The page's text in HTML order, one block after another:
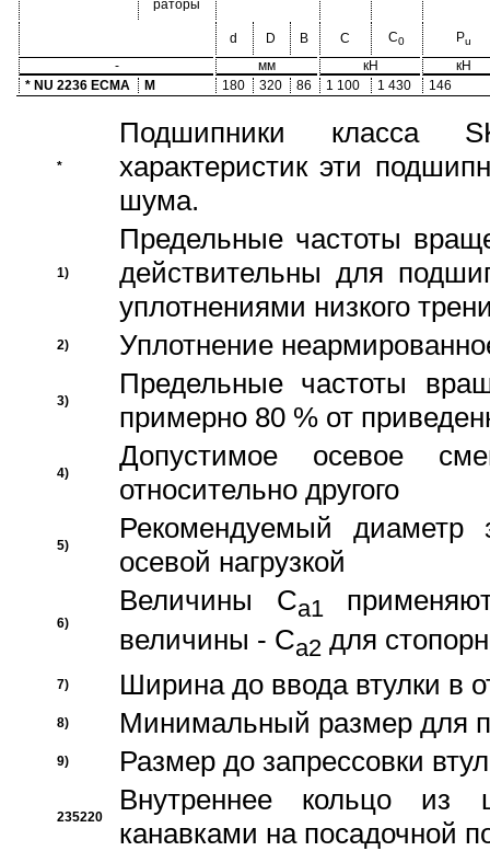
раторы
d D B C C0 Pu
- мм кН
кН
* NU 2236 ECMA
M 180 320 86 1 100 1 430 146
*
Подшипники класса
характеристик эти
шума.
1)
Предельные частоты
действительны для
уплотнениями низкого
2) Уплотнение
3)
Предельные частоты
примерно 80 % от
4)
Допустимое осевое
относительно другого
5)
Рекомендуемый диаметр
осевой нагрузкой
6)
Величины Ca1
величины - Ca2 для
7) Ширина до ввода втулки в
8) Минимальный размер для
9) Размер до запрессовки
235220
Внутреннее кольцо из
канавками на посадочной